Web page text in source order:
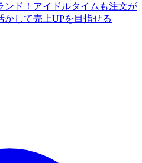
ンド！アイドルタイムも注文が
かして売上UPを目指せる